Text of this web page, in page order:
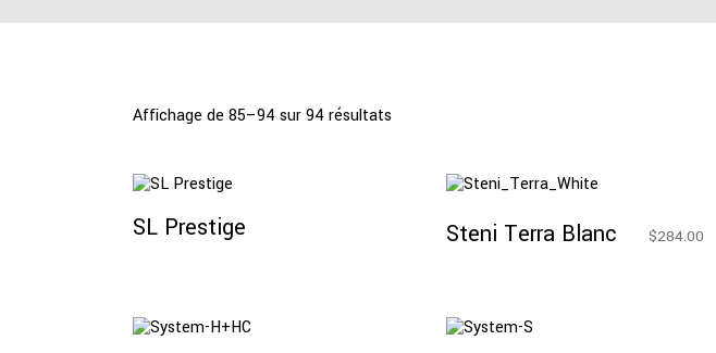
Affichage de 85–94 sur 94 résultats
Lire La Suite
SL Prestige
Panier
Steni Terra Blanc $284.00
Lire La Suite Lire La Suite